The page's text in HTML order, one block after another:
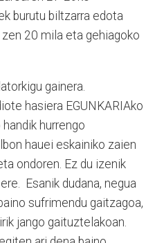
burutu biltzarra edota
20 mila eta gehiagoko
gainera.
hasiera EGUNKARIAko
hurrengo
hauei eskainiko zaien
ondoren. Ez du izenik
Esanik dudana, negua
sufrimendu gaitzagoa,
jango gaituztelakoan.